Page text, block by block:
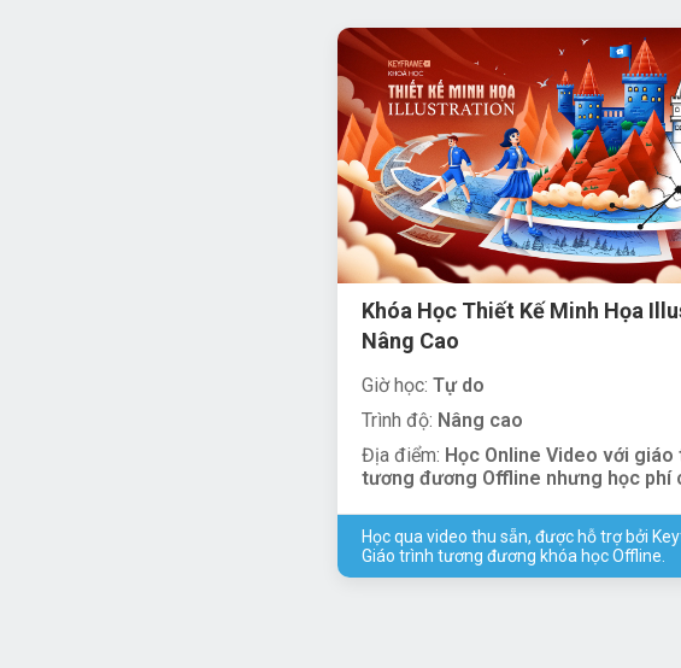
Khóa Học Thiết Kế Minh Họa
Nâng Cao
Giờ học:Tự do
Trình độ: Nâng cao
Địa điểm: Học Online Video với giáo
tương đương Offline nhưng học phí
Học qua video thu sẵn, được hỗ trợ bởi
Giáo trình tương đương khóa học Offline.